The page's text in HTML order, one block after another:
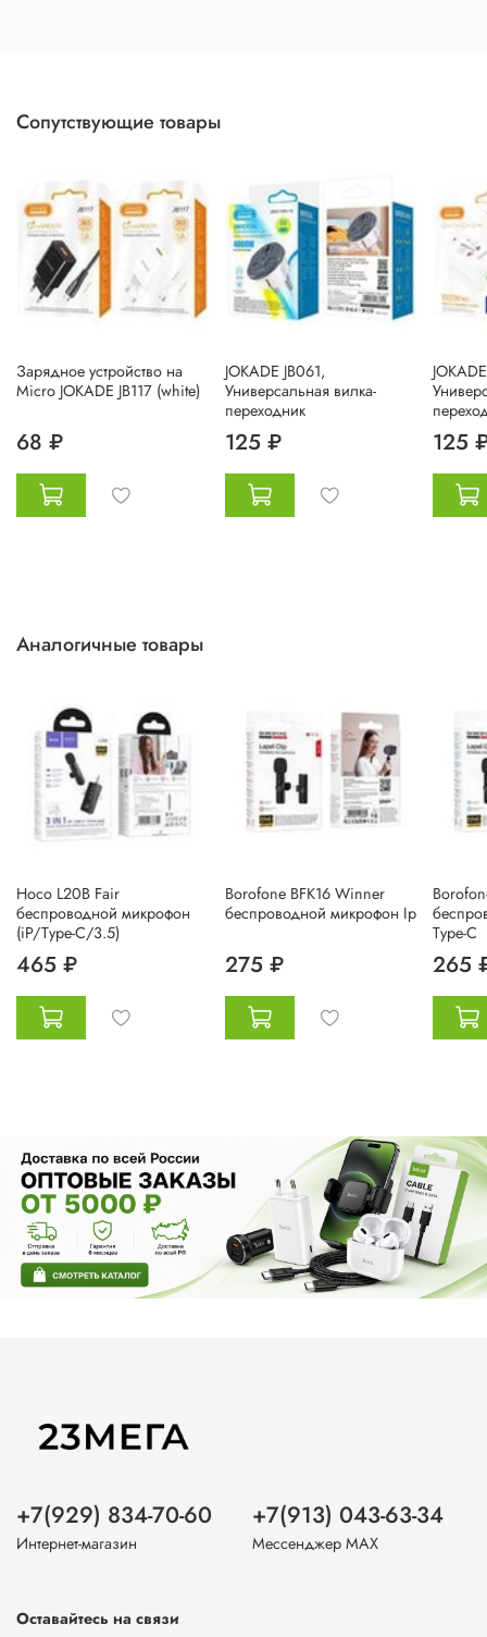
Сопутствующие товары
Зарядное устройство на
Micro JOKADE JB117 (white)
68 ₽
JOKADE JB061,
Универсальная вилка-
переходник
125 ₽ 125
Аналогичные товары
Hoco L20B Fair
беспроводной микрофон
(iP/Type-C/3.5)
465 ₽
Borofone BFK16 Winner
беспроводной микрофон Ip
275 ₽
Type-C
265
+7(929) 834-70-60
Интернет-магазин
+7(913) 043-63-34
Мессенджер MAX
Оставайтесь на связи